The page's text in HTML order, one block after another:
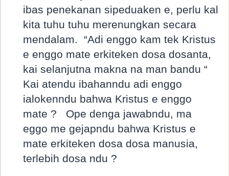
ibas penekanan sipeduaken e, perlu kal
kita tuhu tuhu merenungkan secara
mendalam. “Adi enggo kam tek Kristus
e enggo mate erkiteken dosa dosanta,
kai selanjutna makna na man bandu “
Kai atendu ibahanndu adi enggo
ialokenndu bahwa Kristus e enggo
mate ?
Ope denga jawabndu, ma
eggo me gejapndu bahwa Kristus e
mate erkiteken dosa dosa manusia,
terlebih dosa ndu ?